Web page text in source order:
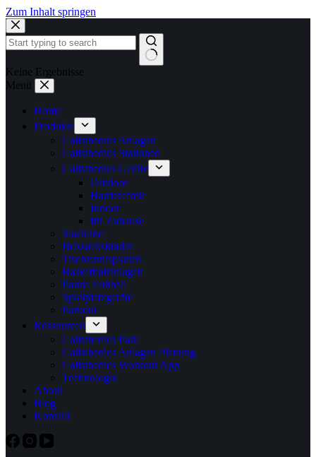
Zum Inhalt springen
Keine Ergebnisse
Menü
Home
Produkte
Calisthenics Anlagen
Calisthenics Stationen
Calisthenics Geräte
Outdoor
Barrierefreie
Indoor
für Zuhause
Slackline
Boxsackständer
Tischtennisplatten
Basketballanlagen
Panna Fußball
Spielplatzgeräte
Parkour
Ressourcen
Calisthenics Park
Calisthenics Anlagen Planung
Calisthenics Workout App
Technologie
About
Blog
Kontakt